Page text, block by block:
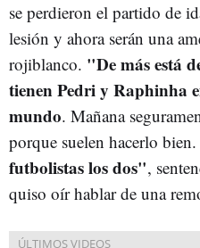
se perdieron el partido de
lesión y ahora serán una
rojiblanco. "De más está
tienen Pedri y Raphinha
mundo. Mañana
porque suelen hacerlo bien.
futbolistas los dos",
quiso oír hablar de una